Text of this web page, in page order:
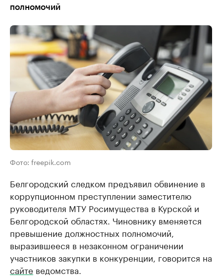
полномочий
Фото: freepik.com
Белгородский следком предъявил обвинение в
коррупционном преступлении заместителю
руководителя МТУ Росимущества в Курской и
Белгородской областях. Чиновнику вменяется
превышение должностных полномочий,
выразившееся в незаконном ограничении
участников закупки в конкуренции, говорится на
сайте ведомства.